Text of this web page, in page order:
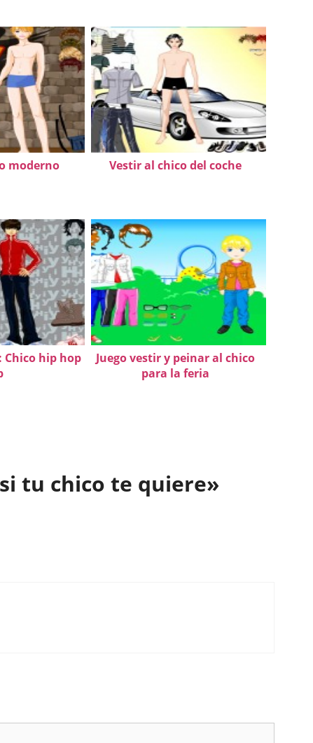
moderno Vestir al chico del coche
hip hop
Juego vestir y peinar al chico
para la feria
tu chico te quiere»